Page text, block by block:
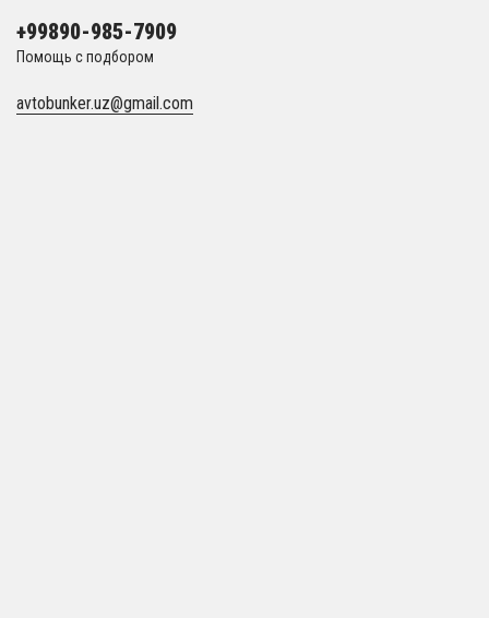
+99890-985-7909
Помощь с подбором
avtobunker.uz@gmail.com